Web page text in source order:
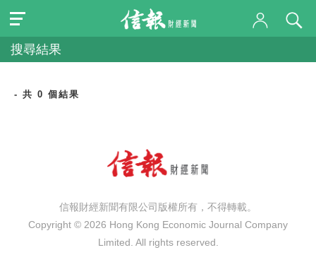
搜尋結果
- 共 0 個結果
信報財經新聞有限公司版權所有，不得轉載。
Copyright © 2026 Hong Kong Economic Journal Company
Limited. All rights reserved.